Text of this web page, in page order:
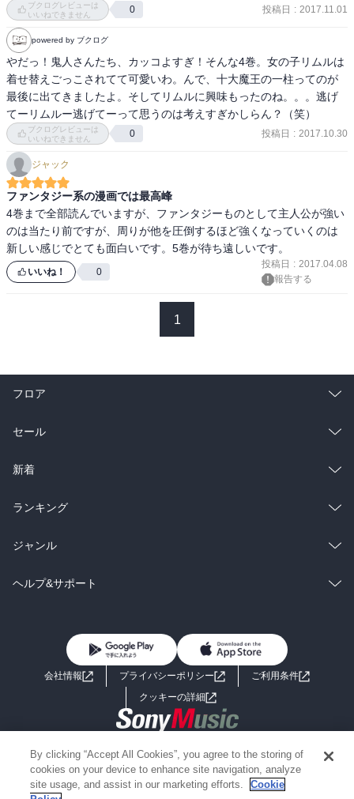
勢を率い、侵攻してくるという。大森林の管理者・樹妖精の依頼で
その討伐を引き受けたリムルは、リザードマンとの共闘を画策する
が――。（Amazon紹介より）
ブクログレビューは
いいねできません
0 投稿日 : 2017.11.01
powered by ブクログ
やだっ！鬼人さんたち、カッコよすぎ！そんな4巻。女の子リムルは
着せ替えごっこされてて可愛いわ。んで、十大魔王の一柱ってのが
最後に出てきましたよ。そしてリムルに興味もったのね。。。逃げ
てーリムルー逃げてーって思うのは考えすぎかしらん？（笑）
ブクログレビューは
いいねできません
0 投稿日 : 2017.10.30
ジャック
ファンタジー系の漫画では最高峰
4巻まで全部読んでいますが、ファンタジーものとして主人公が強い
のは当たり前ですが、周りが他を圧倒するほど強くなっていくのは
新しい感じでとても面白いです。5巻が待ち遠しいです。
いいね！ 0
投稿日 : 2017.04.08
報告する
1
フロア
総合
ラノベ
雑誌・グラビア
BL・TL
セール
総合
ラノベ
雑誌・グラビア
BL・TL
新着
総合
ラノベ
雑誌・グラビア
ランキング
総合
ラノベ
ジャンル
コミック
ライトノベル 男子向けラノベ
小説
海外小説
ミステリー SF
ヘルプ&サポート
よくあるご質問 お問い合わせ
会社情報 プライバシーポリシー
ご利用条件
クッキーの詳細
Copyright 2017 - 2026 Sony Music Entertainment(Japan) Inc.
Information on the site is for the Japan domestic market only
powered by
By clicking “Accept All Cookies”, you agree to the storing of
cookies on your device to enhance site navigation, analyze
site usage, and assist in our marketing efforts.
Cookie